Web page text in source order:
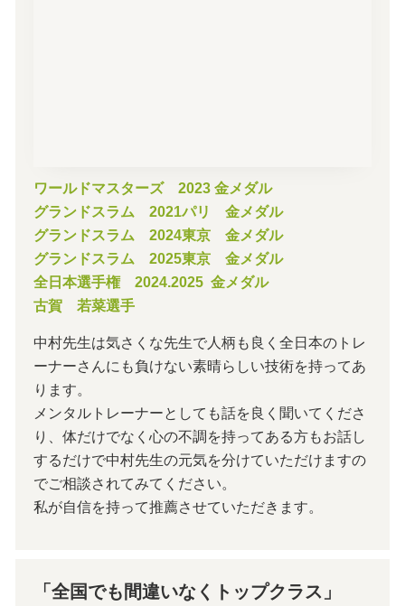
ワールドマスターズ 2023 金メダル
グランドスラム 2021パリ 金メダル
グランドスラム 2024東京 金メダル
グランドスラム 2025東京 金メダル
全日本選手権 2024.2025 金メダル
古賀 若菜選手
中村先生は気さくな先生で人柄も良く全日本のトレ
ーナーさんにも負けない素晴らしい技術を持ってあ
ります。
メンタルトレーナーとしても話を良く聞いてくださ
り、体だけでなく心の不調を持ってある方もお話し
するだけで中村先生の元気を分けていただけますの
でご相談されてみてください。
私が自信を持って推薦させていただきます。
「全国でも間違いなくトップクラス」